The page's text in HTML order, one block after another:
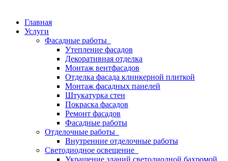
Главная
Услуги
Фасадные работы
Утепление фасадов
Декоративная отделка
Монтаж вентфасадов
Отделка фасада клинкерной плиткой
Монтаж фасадных панелей
Штукатурка стен
Покраска фасадов
Ремонт фасадов
Фасадные работы
Отделочные работы
Внутренние отделочные работы
Светодиодное освещение
Украшение зданий светодиодной бахромой